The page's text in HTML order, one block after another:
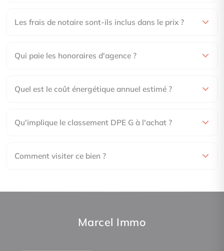
Les frais de notaire sont-ils inclus dans le prix ?
Qui paie les honoraires d'agence ?
Quel est le coût énergétique annuel estimé ?
Qu'implique le classement DPE G à l'achat ?
Comment visiter ce bien ?
Marcel Immo